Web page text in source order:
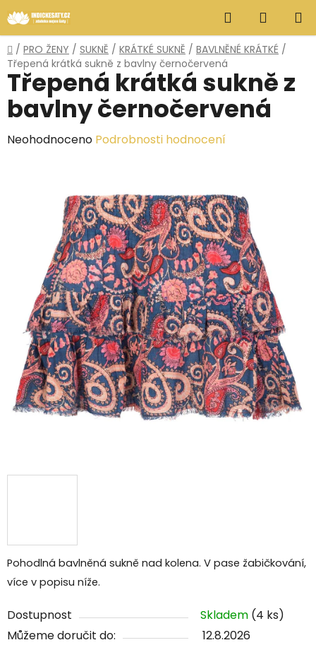
na
obsah
Hledat
KOŠÍK
Domů
/ PRO ŽENY / SUKNĚ / KRÁTKÉ SUKNĚ / BAVLNĚNÉ KRÁTKÉ /
Třepená krátká sukně z bavlny černočervená
Pohodlná bavlněná sukně nad kolena. V pase žabičkování,
více v popisu níže.
Dostupnost Skladem (4 ks)
Můžeme doručit do:
12.8.2026
Třepená krátká sukně z
bavlny černočervená
Průměrné
hvězdiček.
Neohodnoceno Podrobnosti hodnocení